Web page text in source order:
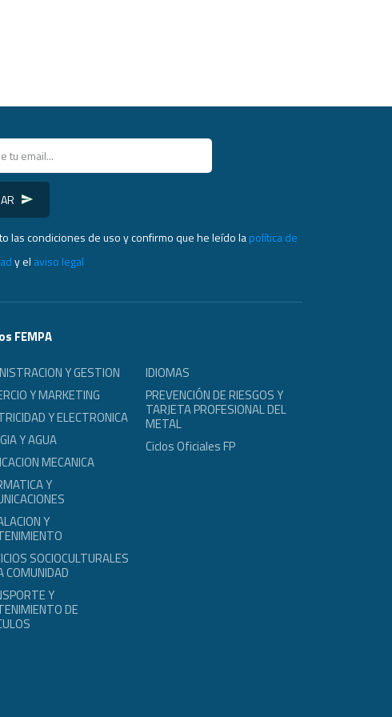
las condiciones de uso y confirmo que he leído lapolítica de
y el aviso legal
FEMPA
Y GESTION
Y MARKETING
Y ELECTRONICA
Y AGUA
MECANICA
Y
Y
SOCIOCULTURALES
COMUNIDAD
Y
DE
IDIOMAS
PREVENCIÓN DE RIESGOS Y
TARJETA PROFESIONAL DEL
METAL
Ciclos Oficiales FP